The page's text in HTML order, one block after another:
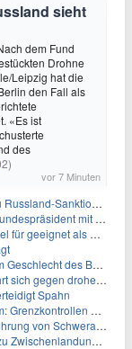
sieht
dem Fund
Drohne
Leipzig hat die
den Fall als
«Es ist
des
vor 7 Minuten
Sanktionen
mit Politik-Erfahrung
als Bundespräsidentin
des Bundespräsidenten
drohende Sperre
Spahn
beenden
Schwerarbeiter-Rente
von Flieger